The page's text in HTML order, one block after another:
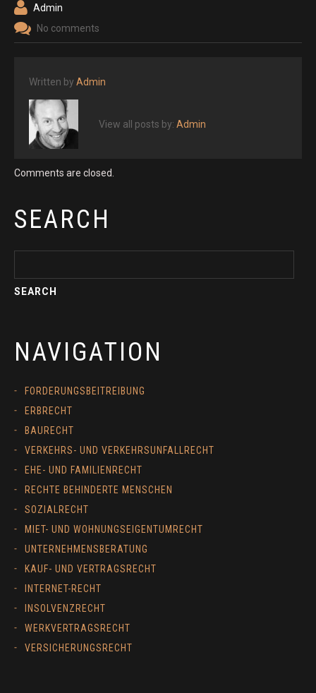
Admin
No comments
Written by Admin
View all posts by: Admin
Comments are closed.
SEARCH
NAVIGATION
FORDERUNGSBEITREIBUNG
ERBRECHT
BAURECHT
VERKEHRS- UND VERKEHRSUNFALLRECHT
EHE- UND FAMILIENRECHT
RECHTE BEHINDERTE MENSCHEN
SOZIALRECHT
MIET- UND WOHNUNGSEIGENTUMRECHT
UNTERNEHMENSBERATUNG
KAUF- UND VERTRAGSRECHT
INTERNET-RECHT
INSOLVENZRECHT
WERKVERTRAGSRECHT
VERSICHERUNGSRECHT